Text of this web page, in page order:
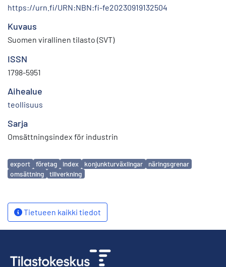
https://urn.fi/URN:NBN:fi-fe20230919132504
Kuvaus
Suomen virallinen tilasto (SVT)
ISSN
1798-5951
Aihealue
teollisuus
Sarja
Omsättningsindex för industrin
Avainsanat
export företag index konjunkturväxlingar
näringsgrenar
omsättning
tillverkning
Tietueen kaikki tiedot